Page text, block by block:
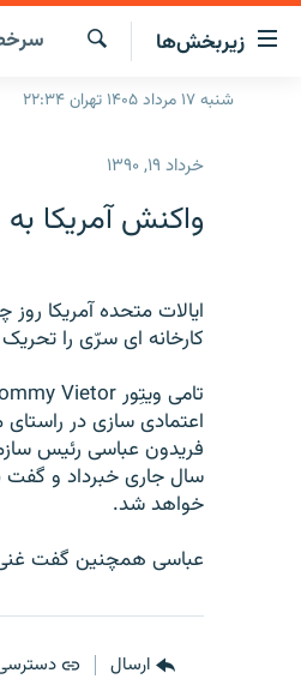
لینک‌های
قابلیت
دسترسی
زیربخش‌ها
صفحه اصلی
برنامه‌های رادیویی
چندرسانه‌ای
گزارش‌های ویدئویی
جستجو
شنبه ۱۷ مرداد ۱۴۰۵ تهران ۲۲:۳۴
خرداد ۱۹, ۱۳۹۰
واکنش آمریکا
ایالات متحده آمریکا
کارخانه ای سرّی را
اعتمادی سازی در راستای
فریدون عباسی رئیس
خواهد شد.
عباسی همچنین گفت
ارسال